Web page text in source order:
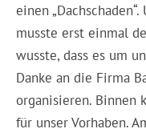
einen
musste erst einmal
wusste, dass es um
Danke an die Firma
organisieren. Binnen
für unser Vorhaben.